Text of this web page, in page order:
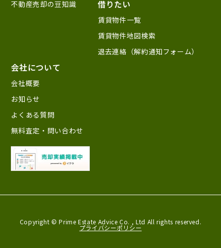
不動産売却の豆知識
借りたい
賃貸物件一覧
賃貸物件地図検索
退去連絡（解約通知フォーム）
会社について
会社概要
お知らせ
よくある質問
無料査定・問い合わせ
Copyright © Prime Estate Advice Co. , Ltd All rights reserved.
プライバシーポリシー